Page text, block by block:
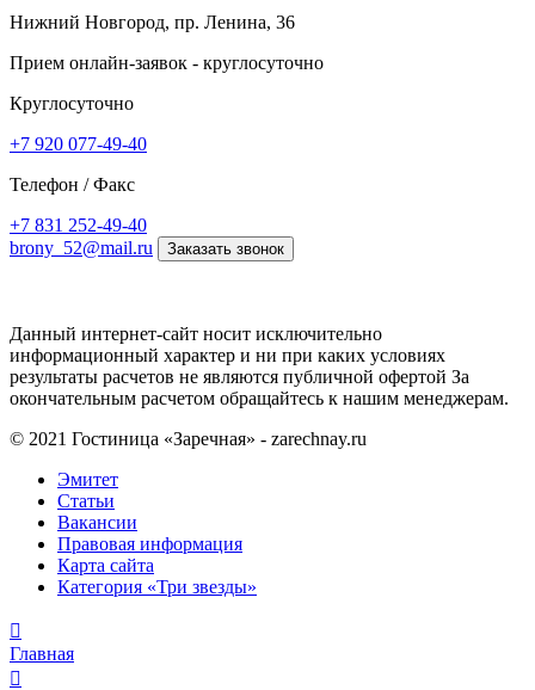
Нижний Новгород, пр. Ленина, 36
Прием онлайн-заявок - круглосуточно
Круглосуточно
+7 920 077-49-40
Телефон / Факс
+7 831 252-49-40
brony_52@mail.ru
Заказать звонок
Данный интернет-сайт носит исключительно
информационный характер и ни при каких условиях
результаты расчетов не являются публичной офертой За
окончательным расчетом обращайтесь к нашим менеджерам.
© 2021 Гостиница «Заречная» - zarechnay.ru
Эмитет
Статьи
Вакансии
Правовая информация
Карта сайта
Категория «Три звезды»
Главная